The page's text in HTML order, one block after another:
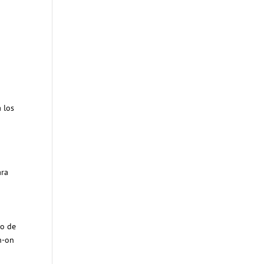
los
de
on